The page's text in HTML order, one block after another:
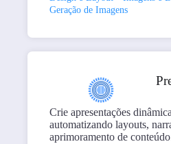
Geração de Imagens
Crie apresentações
automatizando layouts,
aprimoramento de